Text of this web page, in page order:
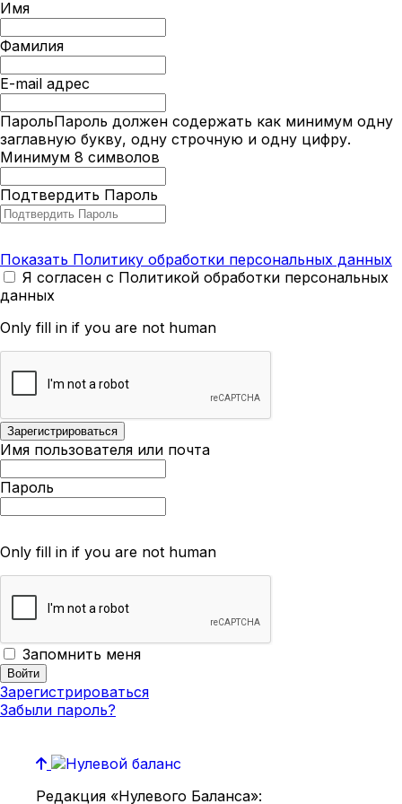
Имя
Фамилия
E-mail адрес
ПарольПароль должен содержать как минимум одну
заглавную букву, одну строчную и одну цифру.
Минимум 8 символов
Подтвердить Пароль
Показать Политику обработки персональных данных
Я согласен с Политикой обработки персональных
данных
Only fill in if you are not human
Имя пользователя или почта
Пароль
Only fill in if you are not human
Запомнить меня
Зарегистрироваться
Забыли пароль?
Редакция «Нулевого Баланса»: